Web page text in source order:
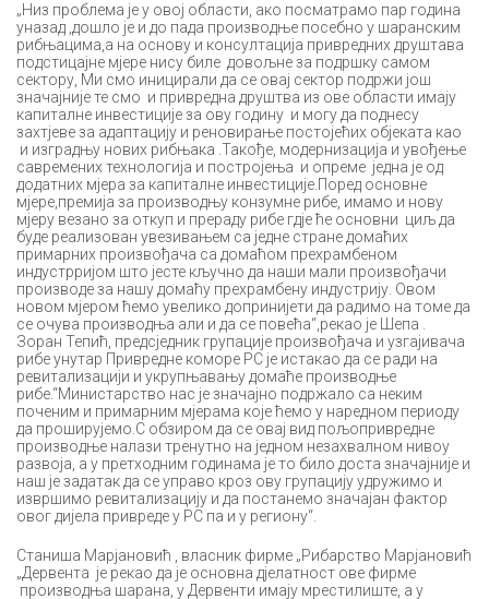
„Низ проблема је у овој области, ако посматрамо пар година
уназад ,дошло је и до пада производње посебно у шаранским
рибњацима,а на основу и консултација привредних друштава
подстицајне мјере нису биле довољне за подршку самом
сектору, Ми смо иницирали да се овај сектор подржи још
значајније те смо и привредна друштва из ове области имају
капиталне инвестиције за ову годину и могу да поднесу
захтјеве за адаптацију и реновирање постојећих објеката као
и изградњу нових рибњака .Такође, модернизација и увођење
савремених технологија и постројења и опреме једна је од
додатних мјера за капиталне инвестиције.Поред основне
мјере,премија за производњу конзумне рибе, имамо и нову
мјеру везано за откуп и прераду рибе гдје ће основни циљ да
буде реализован увезивањем са једне стране домаћих
примарних произвођача са домаћом прехрамбеном
индустрријом што јесте кључно да наши мали произвођачи
производе за нашу домаћу прехрамбену индустрију. Овом
новом мјером ћемо увелико допринијети да радимо на томе да
се очува производња али и да се повећа“,рекао је Шепа .
Зоран Тепић, предсједник групације произвођача и узгајивача
рибе унутар Привредне коморе РС је истакао да се ради на
ревитализацији и укрупњавању домаће производње
рибе.“Министарство нас је значајно подржало са неким
поченим и примарним мјерама које ћемо у наредном периоду
да проширујемо.С обзиром да се овај вид пољопривредне
производње налази тренутно на једном незахвалном нивоу
развоја, а у претходним годинама је то било доста значајније и
наш је задатак да се управо кроз ову групацију удружимо и
извршимо ревитализацију и да постанемо значајан фактор
овог дијела привреде у РС па и у региону“.
Станиша Марјановић , власник фирме „Рибарство Марјановић
„Дервента је рекао да је основна дјелатност ове фирме
производња шарана, у Дервенти имају мрестилиште, а у